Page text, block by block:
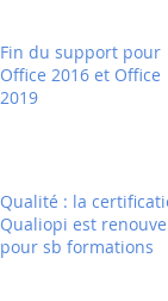
Fin du support pour
Office 2016 et Office
2019
Qualité : la
Qualiopi est
pour sb formations